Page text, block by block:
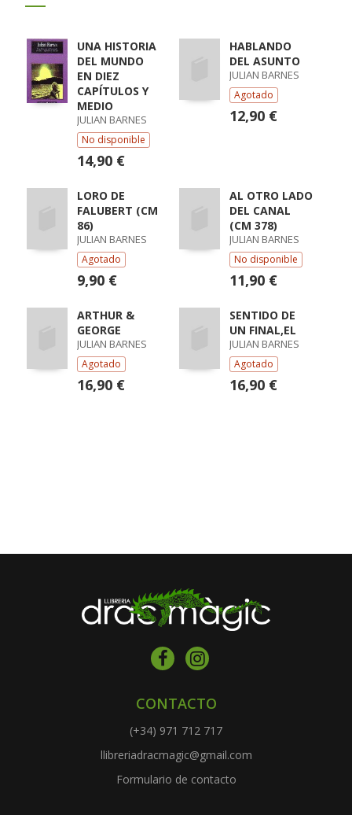
UNA HISTORIA
DEL MUNDO
EN DIEZ
CAPÍTULOS Y
MEDIO
JULIAN BARNES
No disponible
14,90 €
HABLANDO
DEL ASUNTO
JULIAN BARNES
Agotado
12,90 €
LORO DE
FALUBERT (CM
86)
JULIAN BARNES
Agotado
9,90 €
AL OTRO LADO
DEL CANAL
(CM 378)
JULIAN BARNES
No disponible
11,90 €
ARTHUR &
GEORGE
JULIAN BARNES
Agotado
16,90 €
SENTIDO DE
UN FINAL,EL
JULIAN BARNES
Agotado
16,90 €
CONTACTO
(+34) 971 712 717
llibreriadracmagic@gmail.com
Formulario de contacto